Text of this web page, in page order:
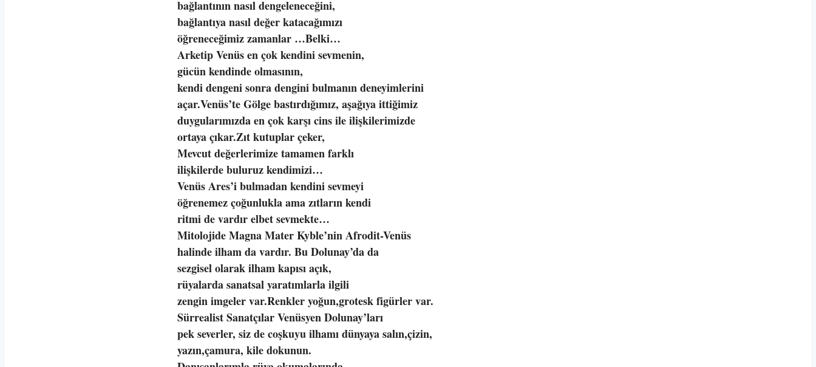
bağlantının nasıl dengeleneceğini,
bağlantıya nasıl değer katacağımızı
öğreneceğimiz zamanlar …Belki…
Arketip Venüs en çok kendini sevmenin,
gücün kendinde olmasının,
kendi dengeni sonra dengini bulmanın deneyimlerini
açar.Venüs’te Gölge bastırdığımız, aşağıya ittiğimiz
duygularımızda en çok karşı cins ile ilişkilerimizde
ortaya çıkar.Zıt kutuplar çeker,
Mevcut değerlerimize tamamen farklı
ilişkilerde buluruz kendimizi…
Venüs Ares’i bulmadan kendini sevmeyi
öğrenemez çoğunlukla ama zıtların kendi
ritmi de vardır elbet sevmekte…
Mitolojide Magna Mater Kyble’nin Afrodit-Venüs
halinde ilham da vardır. Bu Dolunay’da da
sezgisel olarak ilham kapısı açık,
rüyalarda sanatsal yaratımlarla ilgili
zengin imgeler var.Renkler yoğun,grotesk figürler var.
Sürrealist Sanatçılar Venüsyen Dolunay’ları
pek severler, siz de coşkuyu ilhamı dünyaya salın,çizin,
yazın,çamura, kile dokunun.